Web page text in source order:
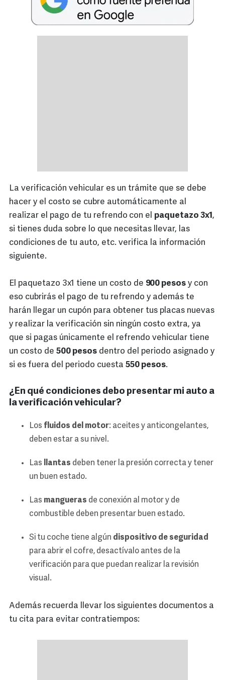
La verificación vehicular es un trámite que se debe
hacer y el costo se cubre automáticamente al
realizar el pago de tu refrendo con el paquetazo 3x1,
si tienes duda sobre lo que necesitas llevar, las
condiciones de tu auto, etc. verifica la información
siguiente.
El paquetazo 3x1 tiene un costo de 900 pesos y con
eso cubrirás el pago de tu refrendo y además te
harán llegar un cupón para obtener tus placas nuevas
y realizar la verificación sin ningún costo extra, ya
que si pagas únicamente el refrendo vehicular tiene
un costo de 500 pesos dentro del periodo asignado y
si es fuera del periodo cuesta 550 pesos.
¿En qué condiciones debo presentar mi auto a
la verificación vehicular?
Los fluidos del motor: aceites y anticongelantes,
deben estar a su nivel.
Las llantas deben tener la presión correcta y tener
un buen estado.
Las mangueras de conexión al motor y de
combustible deben presentar buen estado.
Si tu coche tiene algún dispositivo de seguridad
para abrir el cofre, desactívalo antes de la
verificación para que puedan realizar la revisión
visual.
Además recuerda llevar los siguientes documentos a
tu cita para evitar contratiempos: